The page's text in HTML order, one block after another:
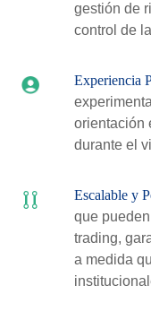
gestión de
control de
Experiencia
orientación
durante el
Escalable y
que
trading,
a medida